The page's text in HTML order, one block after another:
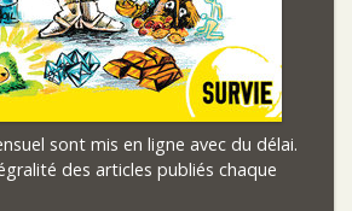
sont mis en ligne avec du délai.
des articles publiés chaque